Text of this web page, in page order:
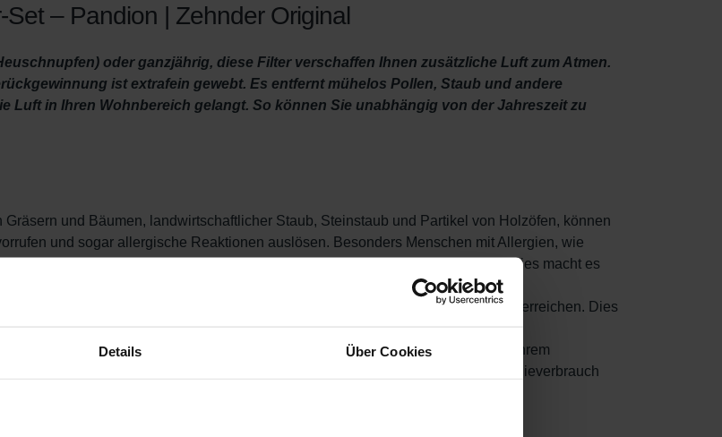
Details Über Cookies
– Pandion | Zehnder Original
oder ganzjährig, diese Filter verschaffen Ihnen zusätzliche Luft zum Atmen.
ist extrafein gewebt. Es entfernt mühelos Pollen, Staub und andere
Luft in Ihren Wohnbereich gelangt. So können Sie unabhängig von der Jahreszeit zu
und Bäumen, landwirtschaftlicher Staub, Steinstaub und Partikel von Holzöfen, können
und sogar allergische Reaktionen auslösen. Besonders Menschen mit Allergien, wie
lüften, ohne die Luft zu filtern, sammeln sich viele Partikel in der Raumluft. Dies macht es
Filterset diese Partikel aus der frischen Außenluft, bevor sie Ihre Wohnbereiche erreichen. Dies
sich besser zu konzentrieren, Leistung zu erbringen und zu schlafen.
Dieser Filter verhindert, dass sich Schmutz aus der abgesaugten Raumluft in Ihrem
Ihres Systems verlängert, das Gerät weiterhin leise betrieben und der Energieverbrauch